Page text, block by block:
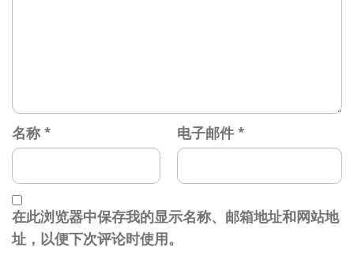
名称 * 电子邮件 *
在此浏览器中保存我的显示名称、邮箱地址和网站地
址，以便下次评论时使用。